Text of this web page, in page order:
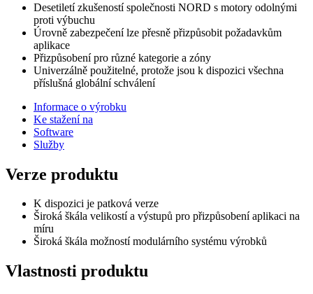
Desetiletí zkušeností společnosti NORD s motory odolnými
proti výbuchu
Úrovně zabezpečení lze přesně přizpůsobit požadavkům
aplikace
Přizpůsobení pro různé kategorie a zóny
Univerzálně použitelné, protože jsou k dispozici všechna
příslušná globální schválení
Informace o výrobku
Ke stažení na
Software
Služby
Verze produktu
K dispozici je patková verze
Široká škála velikostí a výstupů pro přizpůsobení aplikaci na
míru
Široká škála možností modulárního systému výrobků
Vlastnosti produktu